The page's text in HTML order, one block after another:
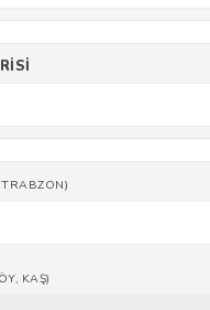
KAŞ)